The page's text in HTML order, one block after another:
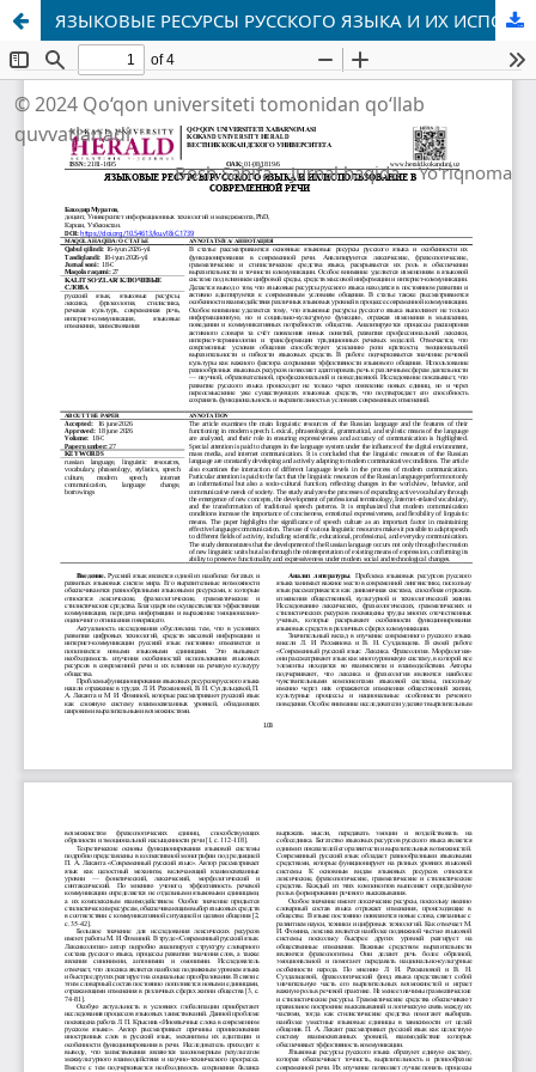
ЯЗЫКОВЫЕ РЕСУРСЫ РУССКОГО ЯЗЫКА И ИХ ИСПОЛЬЗОВАНИЕ В СОВРЕМЕННОЙ РЕЧИ
© 2024 Qo‘qon universiteti tomonidan qo‘llab
quvvatlanadi
Bosh Sahifa Jurnal haqida Yo'riqnoma